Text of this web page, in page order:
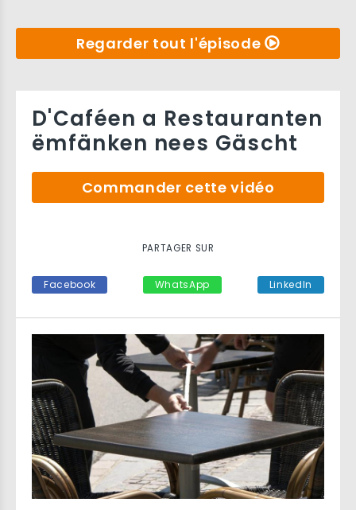
Regarder tout l'épisode
D'Caféen a Restauranten
ëmfänken nees Gäscht
Commander cette vidéo
PARTAGER SUR
Facebook WhatsApp LinkedIn